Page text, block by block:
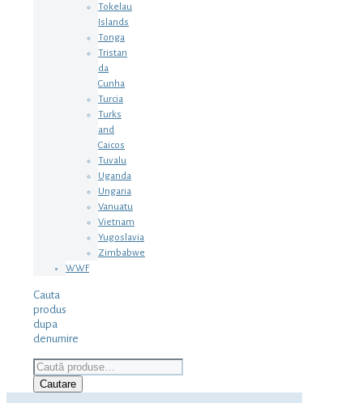
Tokelau
Islands
Tonga
Tristan
da
Cunha
Turcia
Turks
and
Caicos
Tuvalu
Uganda
Ungaria
Vanuatu
Vietnam
Yugoslavia
Zimbabwe
WWF
Cauta
produs
dupa
denumire
Caută
după:
Cautare